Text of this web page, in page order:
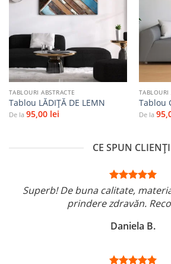
Adaugă
favorite
TABLOURI ABSTRACTE
Tablou LĂDIȚĂ DE LEMN
De la 95,00 lei
TABLOURI
Tablou
De la
CE SPUN
Superb! De buna calitate,
prindere zdravăn.
Daniela B.